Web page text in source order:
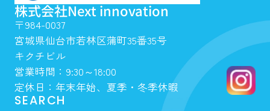
株式会社Next innovation
〒984-0037
宮城県仙台市若林区蒲町35番35号
キクチビル
営業時間：9:30～18:00
定休日：年末年始、夏季・冬季休暇
SEARCH